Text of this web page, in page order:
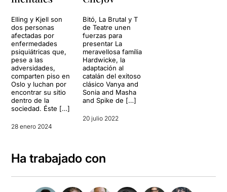
Elling y Kjell son
dos personas
afectadas por
enfermedades
psiquiátricas que,
pese a las
adversidades,
comparten piso en
Oslo y luchan por
encontrar su sitio
dentro de la
sociedad. Éste […]
28 enero 2024
Bitó, La Brutal y T
de Teatre unen
fuerzas para
presentar La
meravellosa família
Hardwicke, la
adaptación al
catalán del exitoso
clásico Vanya and
Sonia and Masha
and Spike de […]
20 julio 2022
Ha trabajado con